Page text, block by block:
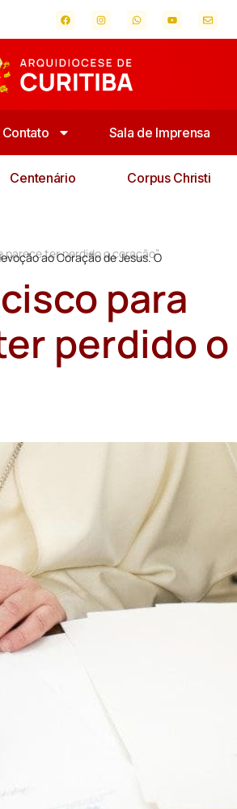
Contato Sala de Imprensa
Centenário Corpus Christi
parece ter perdido o coração”
ao Coração de Jesus. O
para
perdido o